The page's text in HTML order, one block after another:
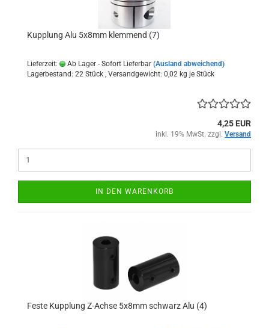
Kupplung Alu 5x8mm klemmend (7)
Lieferzeit: Ab Lager - Sofort Lieferbar (Ausland abweichend)
Lagerbestand: 22 Stück , Versandgewicht: 0,02 kg je Stück
4,25 EUR
inkl. 19% MwSt. zzgl. Versand
IN DEN WARENKORB
Feste Kupplung Z-Achse 5x8mm schwarz Alu (4)